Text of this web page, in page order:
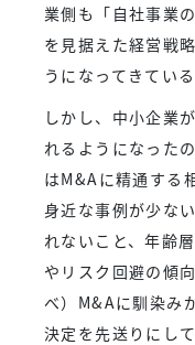
業側も「自社事業
を見据えた経営戦
うになってきてい
しかし、中小企業
れるようになった
はM&Aに精通する
身近な事例が少な
れないこと、年齢
やリスク回避の傾
べ）M&Aに馴染み
決定を先送りにし